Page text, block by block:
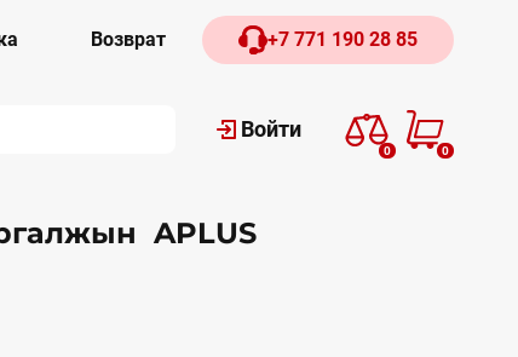
Возврат +7 771 190 28 85
Войти
0 0
APLUS